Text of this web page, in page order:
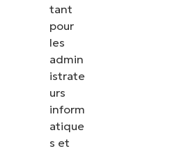
tant
pour
les
admin
istrate
urs
inform
atique
s et